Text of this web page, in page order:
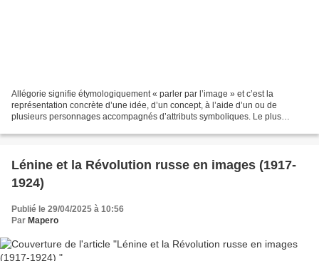
Allégorie signifie étymologiquement « parler par l’image » et c’est la
représentation concrète d’une idée, d’un concept, à l’aide d’un ou de
plusieurs personnages accompagnés d’attributs symboliques. Le plus
Lénine et la Révolution russe en images (1917-
1924)
Publié le 29/04/2025 à 10:56
Par Mapero